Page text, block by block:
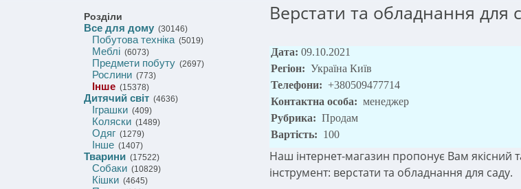
Розділи
Все для дому (30146)
Побутова техніка(5019)
Меблі (6073)
Предмети побуту (2697)
Рослини (773)
Інше (15378)
Дитячий світ (4636)
Іграшки (409)
Коляски (1489)
Одяг (1279)
Інше (1407)
Тварини (17522)
Собаки (10829)
Кішки (4645)
Верстати та обладнання для
Дата: 09.10.2021
Регіон: Україна Київ
Телефони: +380509477714
Контактна особа: менеджер
Рубрика: Продам
Вартість: 100
Наш інтернет-магазин пропонує Вам якісний
інструмент: верстати та обладнання для саду.